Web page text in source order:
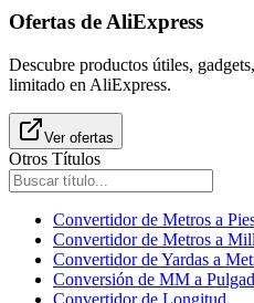
Ofertas de AliExpress
Descubre productos útiles,
limitado en AliExpress.
Ver ofertas
Otros Títulos
Convertidor de Metros a
Convertidor de Metros a
Convertidor de Yardas a
Conversión de MM a
Convertidor de Longitud